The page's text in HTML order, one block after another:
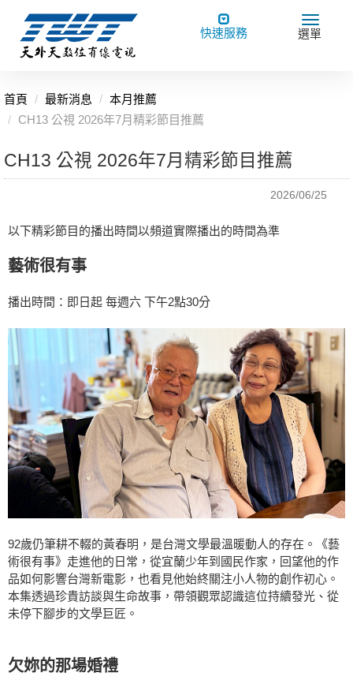
Toggle
navigation
快速服務
Toggle
選單
首頁 最新消息
本月推薦
CH13 公視 2026年7月精彩節目推薦
CH13 公視 2026年7月精彩節目推薦
2026/06/25
以下精彩節目的播出時間以頻道實際播出的時間為準
藝術很有事
播出時間：即日起 每週六 下午2點30分
92歲仍筆耕不輟的黃春明，是台灣文學最溫暖動人的存在。《藝
術很有事》走進他的日常，從宜蘭少年到國民作家，回望他的作
品如何影響台灣新電影，也看見他始終關注小人物的創作初心。
本集透過珍貴訪談與生命故事，帶領觀眾認識這位持續發光、從
未停下腳步的文學巨匠。
欠妳的那場婚禮